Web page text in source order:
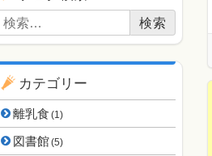
検索:
カテゴリー
離乳食 (1)
図書館(5)